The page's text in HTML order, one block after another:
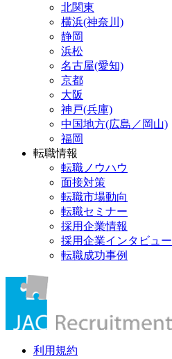
北関東
横浜(神奈川)
静岡
浜松
名古屋(愛知)
京都
大阪
神戸(兵庫)
中国地方(広島／岡山)
福岡
転職情報
転職ノウハウ
面接対策
転職市場動向
転職セミナー
採用企業情報
採用企業インタビュー
転職成功事例
利用規約